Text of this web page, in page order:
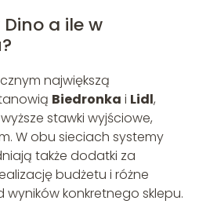
a ile w
największą
Biedronka i Lidl,
stawki wyjściowe,
W obu sieciach systemy
także dodatki za
budżetu i różne
konkretnego sklepu.